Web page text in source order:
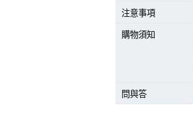
注意事項
購物須知
問與答